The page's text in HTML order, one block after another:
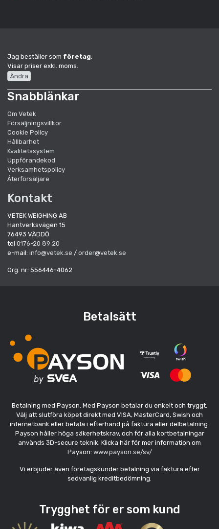
Jag beställer som företag.
Visar priser exkl. moms.
Ändra
Snabblänkar
Om Vetek
Försäljningsvillkor
Cookie Policy
Hållbarhet
Kvalitetssystem
Uppförandekod
Verksamhetspolicy
Återförsäljare
Kontakt
VETEK WEIGHING AB
Hantverksvägen 15
76493 VÄDDÖ
tel 0176-20 89 20
e-mail: info@vetek.se / order@vetek.se
Org. nr: 556446-4062
Betalsätt
Betalning med Payson. Med Payson betalar du enkelt och tryggt.
Välj att slutföra köpet direkt med VISA, MasterCard, Swish och
internetbank eller betala i efterhand på faktura eller delbetalning.
Payson håller höga säkerhetskrav, och för alla kortbetalningar
används 3D-secure teknik. Klicka här för mer information om
Payson: www.payson.se/sv/
Vi erbjuder även företagskunder betalning via faktura efter
sedvanlig kreditbedömning.
Trygghet för er som kund